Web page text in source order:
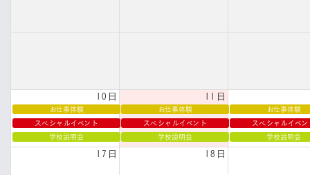
10日 11日
お仕事体験 お仕事体験
お仕事体験
スペシャルイベント
スペシャルイベント
スペシャルイベン
学校説明会
学校説明会 学校説明会
17日 18日